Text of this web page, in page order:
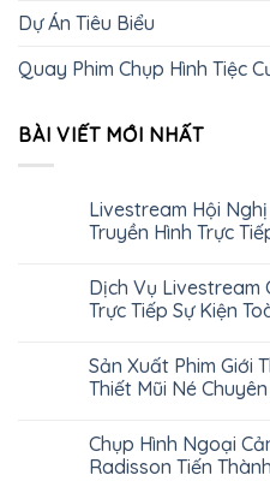
Dự Án Tiêu Biểu
Quay Phim Chụp Hình Tiệc
BÀI VIẾT MỚI NHẤT
Livestream Hội
Truyền Hình Trực
Dịch Vụ Livestream
Trực Tiếp Sự Kiện
Sản Xuất Phim Giới
Thiết Mũi Né
Chụp Hình Ngoại
Radisson Tiến Thành